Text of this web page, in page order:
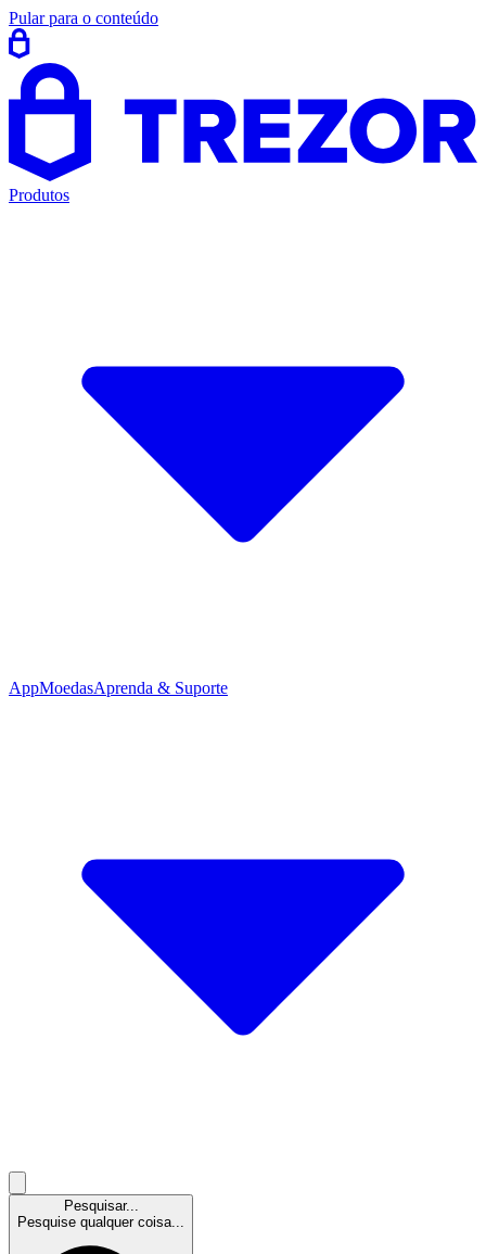
Pular para o conteúdo
Produtos
AppMoedasAprenda & Suporte
Pesquisar...
Pesquise qualquer coisa...